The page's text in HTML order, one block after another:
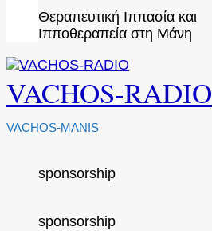
Θεραπευτική Ιππασία και
Ιπποθεραπεία στη Μάνη
VACHOS-RADIO
VACHOS-MANIS
sponsorship
sponsorship